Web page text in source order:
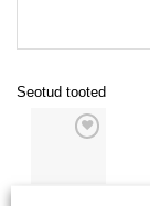
Seotud tooted